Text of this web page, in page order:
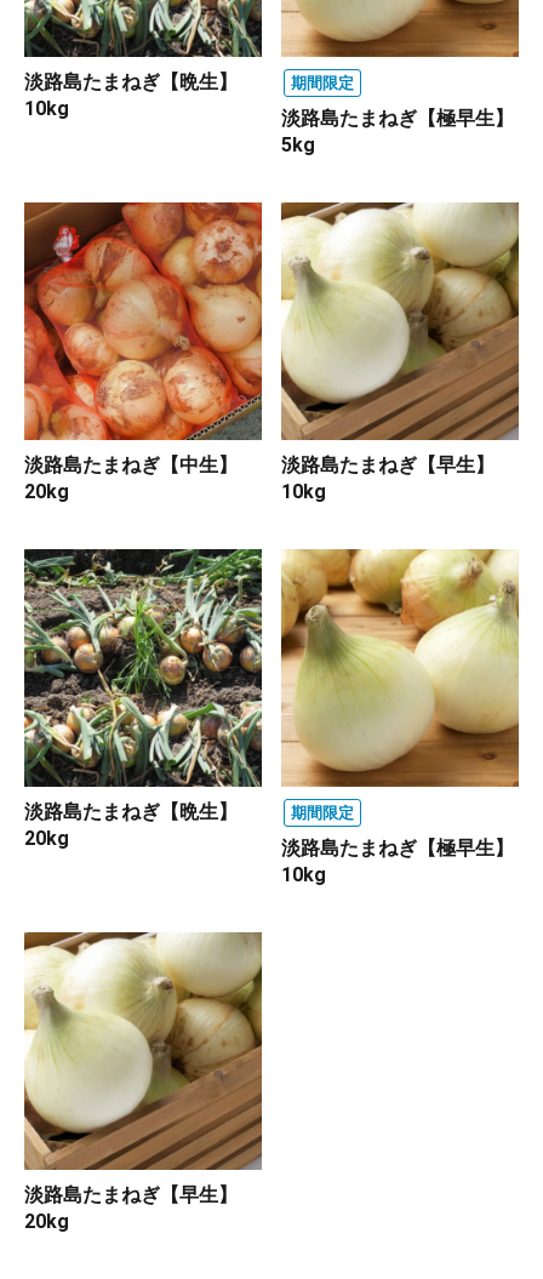
淡路島たまねぎ【晩生】
10kg
期間限定
淡路島たまねぎ【極早生】
5kg
淡路島たまねぎ【中生】
20kg
淡路島たまねぎ【早生】
10kg
淡路島たまねぎ【晩生】
20kg
期間限定
淡路島たまねぎ【極早生】
10kg
淡路島たまねぎ【早生】
20kg